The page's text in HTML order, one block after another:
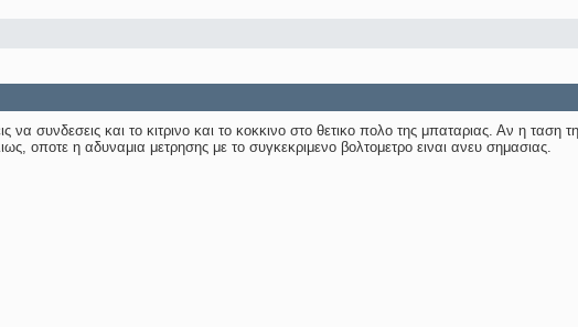
να συνδεσεις και το κιτρινο και το κοκκινο στο θετικο πολο της μπαταριας. Αν η ταση
οποτε η αδυναμια μετρησης με το συγκεκριμενο βολτομετρο ειναι ανευ σημασιας.